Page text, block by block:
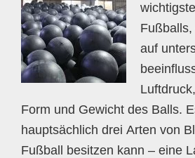
Fußballs,
auf
Form und Gewicht des Balls.
hauptsächlich drei Arten von
Fußball besitzen kann – eine